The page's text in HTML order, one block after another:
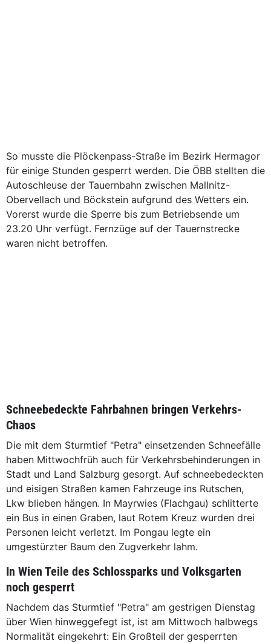
So musste die Plöckenpass-Straße im Bezirk Hermagor
für einige Stunden gesperrt werden. Die ÖBB stellten die
Autoschleuse der Tauernbahn zwischen Mallnitz-
Obervellach und Böckstein aufgrund des Wetters ein.
Vorerst wurde die Sperre bis zum Betriebsende um
23.20 Uhr verfügt. Fernzüge auf der Tauernstrecke
waren nicht betroffen.
Schneebedeckte Fahrbahnen bringen Verkehrs-
Chaos
Die mit dem Sturmtief "Petra" einsetzenden Schneefälle
haben Mittwochfrüh auch für Verkehrsbehinderungen in
Stadt und Land Salzburg gesorgt. Auf schneebedeckten
und eisigen Straßen kamen Fahrzeuge ins Rutschen,
Lkw blieben hängen. In Mayrwies (Flachgau) schlitterte
ein Bus in einen Graben, laut Rotem Kreuz wurden drei
Personen leicht verletzt. Im Pongau legte ein
umgestürzter Baum den Zugverkehr lahm.
In Wien Teile des Schlossparks und Volksgarten
noch gesperrt
Nachdem das Sturmtief "Petra" am gestrigen Dienstag
über Wien hinweggefegt ist, ist am Mittwoch halbwegs
Normalität eingekehrt: Ein Großteil der gesperrten